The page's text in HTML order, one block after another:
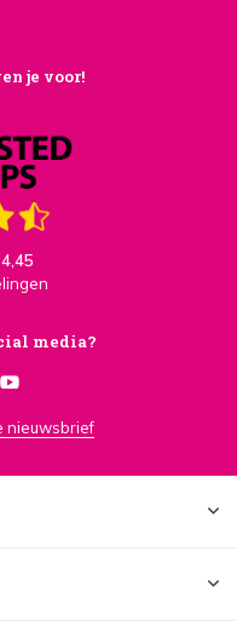
je voor!
4,45
media?
nieuwsbrief